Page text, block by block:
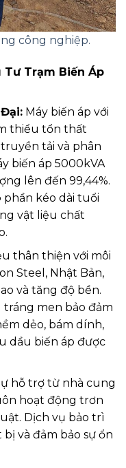
công nghiệp.
Tư Trạm Biến Áp
Máy biến áp với
thiểu tổn thất
tải và phân
biến áp 5000kVA
lên đến 99,44%.
kéo dài tuổi
vật liệu chất
thân thiện với môi
Steel, Nhật Bản,
và tăng độ bền.
tráng men bảo đảm
dẻo, bám dính,
dầu biến áp được
hỗ trợ từ nhà cung
hoạt động trơn
Dịch vụ bảo trì
và đảm bảo sự ổn